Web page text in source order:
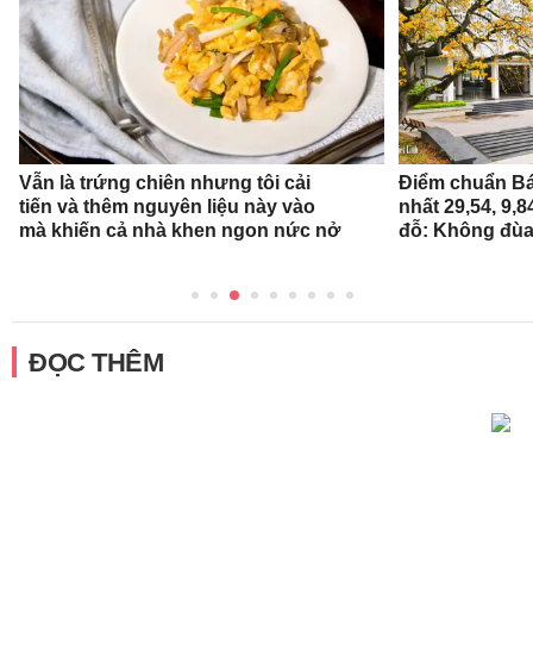
Vẫn là trứng chiên nhưng tôi cải
tiến và thêm nguyên liệu này vào
mà khiến cả nhà khen ngon nức nở
Điểm chuẩn
nhất 29,54,
đỗ: Không
ĐỌC THÊM